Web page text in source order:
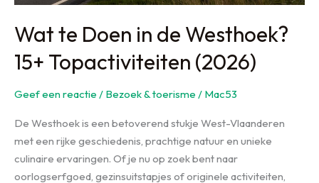
Wat te Doen in de Westhoek?
15+ Topactiviteiten (2026)
Geef een reactie / Bezoek & toerisme / Mac53
De Westhoek is een betoverend stukje West-Vlaanderen
met een rijke geschiedenis, prachtige natuur en unieke
culinaire ervaringen. Of je nu op zoek bent naar
oorlogserfgoed, gezinsuitstapjes of originele activiteiten,